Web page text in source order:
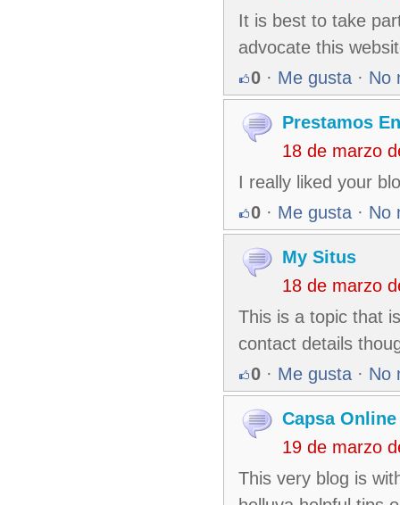
It is best to take
advocate this
0 · Me gusta · No
Prestamos
18 de marzo
I really liked your
0 · Me gusta · No
My Situs
18 de marzo
This is a topic that
contact details
0 · Me gusta · No
Capsa Online
19 de marzo
This very blog is